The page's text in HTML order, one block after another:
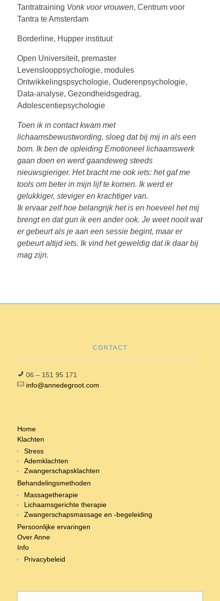
Tantratraining Vonk voor vrouwen, Centrum voor
Tantra te Amsterdam
Borderline, Hupper instituut
Open Universiteit, premaster
Levenslooppsychologie, modules
Ontwikkelingspsychologie, Ouderenpsychologie,
Data-analyse, Gezondheidsgedrag,
Adolescentiepsychologie
Toen ik in contact kwam met
lichaamsbewustwording, sloeg dat bij mij in als een
bom. Ik ben de opleiding Emotioneel lichaamswerk
gaan doen en werd gaandeweg steeds
nieuwsgieriger. Het bracht me ook iets: het gaf me
tools om beter in mijn lijf te komen. Ik werd er
gelukkiger, steviger en krachtiger van.
Ik ervaar zelf hoe belangrijk het is en hoeveel het mij
brengt en dat gun ik een ander ook. Je weet nooit wat
er gebeurt als je aan een sessie begint, maar er
gebeurt altijd iets. Ik vind het geweldig dat ik daar bij
mag zijn.
CONTACT
06 – 151 95 171
info@annedegroot.com
Home
Klachten
Stress
Ademklachten
Zwangerschapsklachten
Behandelingsmethoden
Massagetherapie
Lichaamsgerichte therapie
Zwangerschapsmassage en -begeleiding
Persoonlijke ervaringen
Over Anne
Info
Privacybeleid